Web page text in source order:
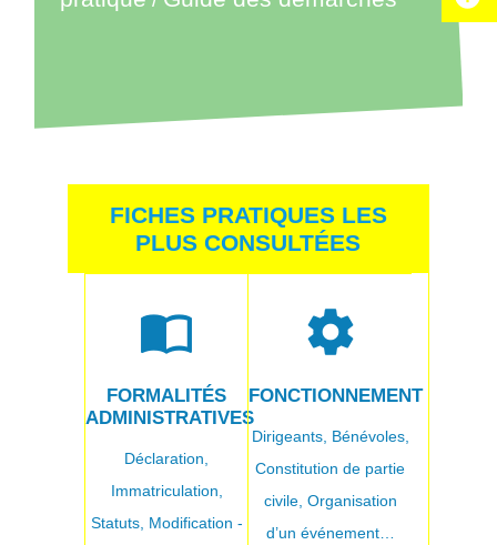
FICHES PRATIQUES LES
PLUS CONSULTÉES
import_contacts
FORMALITÉS
ADMINISTRATIVES
Déclaration,
Immatriculation,
Statuts, Modification -
settings
FONCTIONNEMENT
Dirigeants, Bénévoles,
Constitution de partie
civile, Organisation
d’un événement…